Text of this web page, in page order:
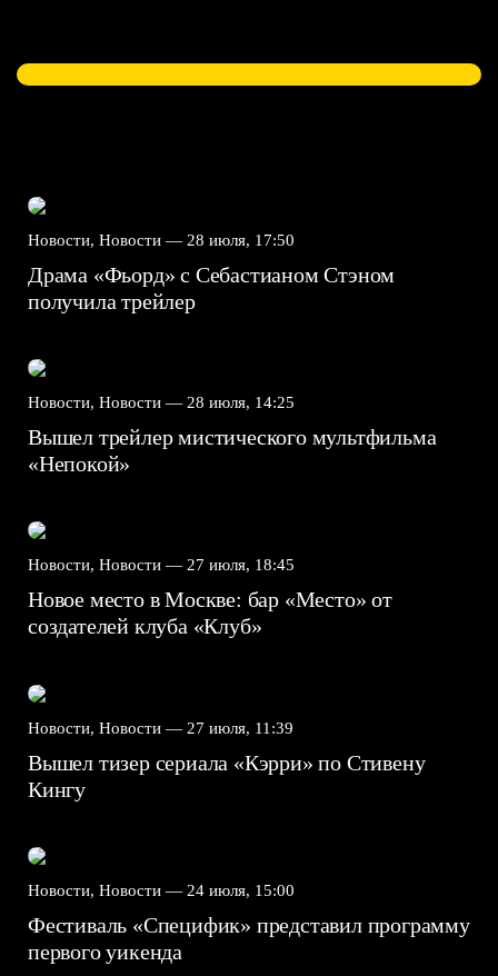
Новости, Новости — 28 июля, 17:50
Драма «Фьорд» с Себастианом Стэном
получила трейлер
Новости, Новости — 28 июля, 14:25
Вышел трейлер мистического мультфильма
«Непокой»
Новости, Новости — 27 июля, 18:45
Новое место в Москве: бар «Место» от
создателей клуба «Клуб»
Новости, Новости — 27 июля, 11:39
Вышел тизер сериала «Кэрри» по Стивену
Кингу
Новости, Новости — 24 июля, 15:00
Фестиваль «Специфик» представил программу
первого уикенда